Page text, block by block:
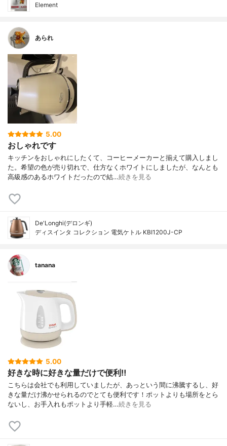
Element
あられ
5.00
おしゃれです
キッチンをおしゃれにしたくて、コーヒーメーカーと揃えて購入しまし
た。希望の色が売り切れで、仕方なくホワイトにしましたが、なんとも
高級感のあるホワイトだったので結…続きを見る
De'Longhi(デロンギ)
ディスインタ コレクション 電気ケトル KBI1200J-CP
tanana
5.00
好きな時に好きな量だけで便利‼︎
こちらは会社でも利用していましたが、あっという間に沸騰するし、好
きな量だけ沸かせられるのでとても便利です！ポットよりも場所をとら
ないし、お手入れもポットより手軽…続きを見る